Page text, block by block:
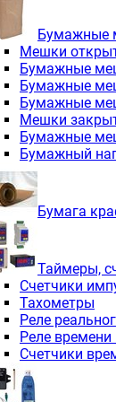
Трехфазные
Независимая
Экономичные
Компактные
Компактные
Вибраторы
Вариаторы
Бумажные
Мешки
Бумажные
Бумажные
Бумажные
Мешки
Бумажные
Бумажный
Бумага
Таймеры,
Счетчики
Тахометры
Реле
Реле
Счетчики